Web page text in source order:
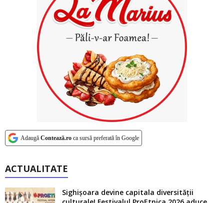
Adaugă Contează.ro ca sursă preferată în Google
ACTUALITATE
Sighișoara devine capitala diversității